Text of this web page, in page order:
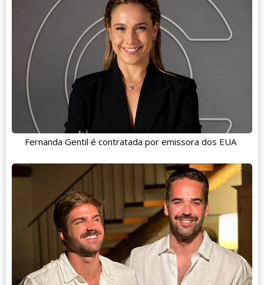
Fernanda Gentil é contratada por emissora dos EUA